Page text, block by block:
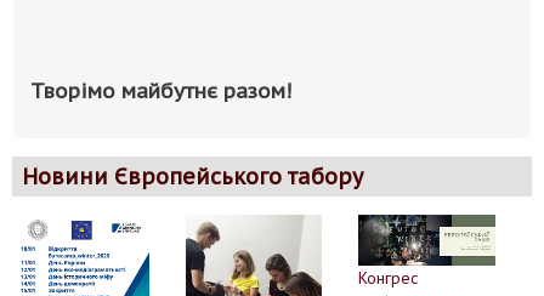
Творімо майбутнє разом!
Новини Європейського табору
Конгрес